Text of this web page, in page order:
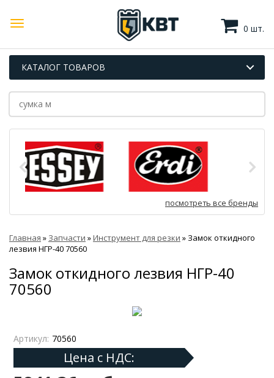
0 шт.
КАТАЛОГ ТОВАРОВ
посмотреть все бренды
Главная » Запчасти »Инструмент для резки » Замок откидного
лезвия НГР-40 70560
Замок откидного лезвия НГР-40
70560
Артикул: 70560
Цена с НДС: